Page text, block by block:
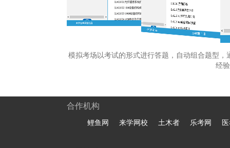
模拟考场以考试的形式进行答题，自动组合题型
经
合作机构
鲤鱼网 来学网校 土木者 乐考网